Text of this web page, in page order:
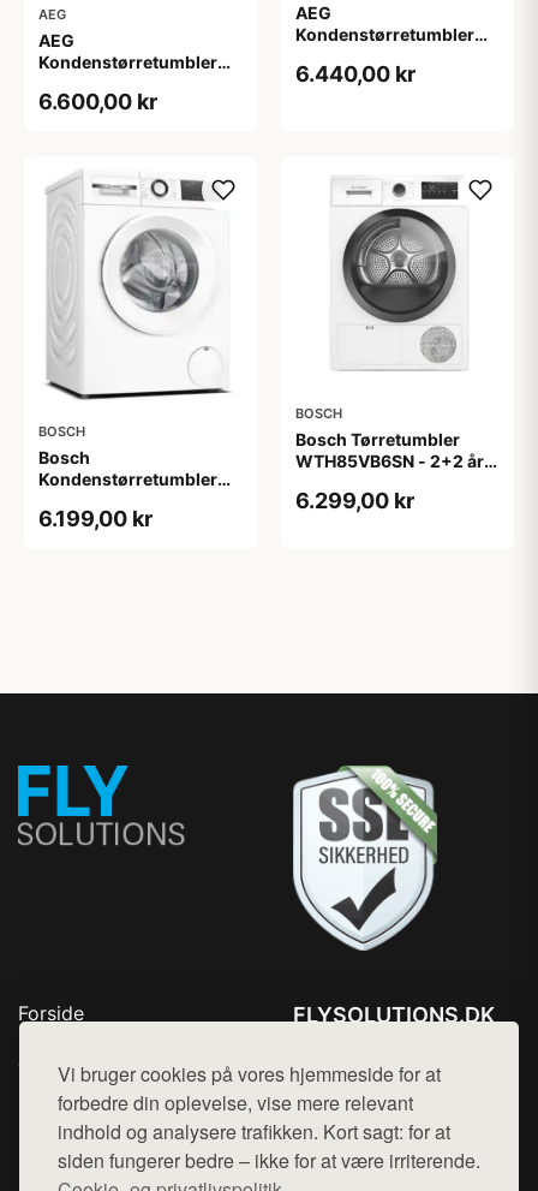
Vi bruger cookies på vores hjemmeside for at
forbedre din oplevelse, vise mere relevant
indhold og analysere trafikken. Kort sagt: for at
siden fungerer bedre – ikke for at være irriterende.
AEG
AEG
Kondenstørretumbler
garanti
6.600,00 kr
AEG
Kondenstørretumbler
garanti
6.440,00 kr
BOSCH
Bosch
Kondenstørretumbler
garanti
6.199,00 kr
BOSCH
Bosch Tørretumbler
WTH85VB6SN - 2+2 års
6.299,00 kr
Forside
Top Rabatter
Blog
Kontakt
FLYSOLUTIONS.DK
Mail: hej@want.dk
Cookie- og privatlivspolitik